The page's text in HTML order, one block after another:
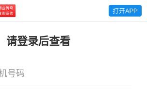
请登录后查看